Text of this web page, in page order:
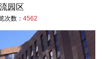
园区
次数：4562